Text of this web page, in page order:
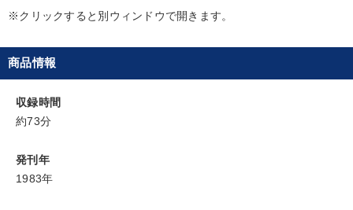
2025年夏季全国経営者セミナー収録講演ＣＤ・講演ＤＶＤ・デジ
2026年春季全国経営者セミナー収録講演ＣＤ・講演ＤＶＤ・デジ
タル版（音声／動画ストリーミング・ダウンロード）
147回春季大会
目的別
※クリックすると別ウィンドウで開きます。
商品情報
収録時間
約73分
発刊年
1983年